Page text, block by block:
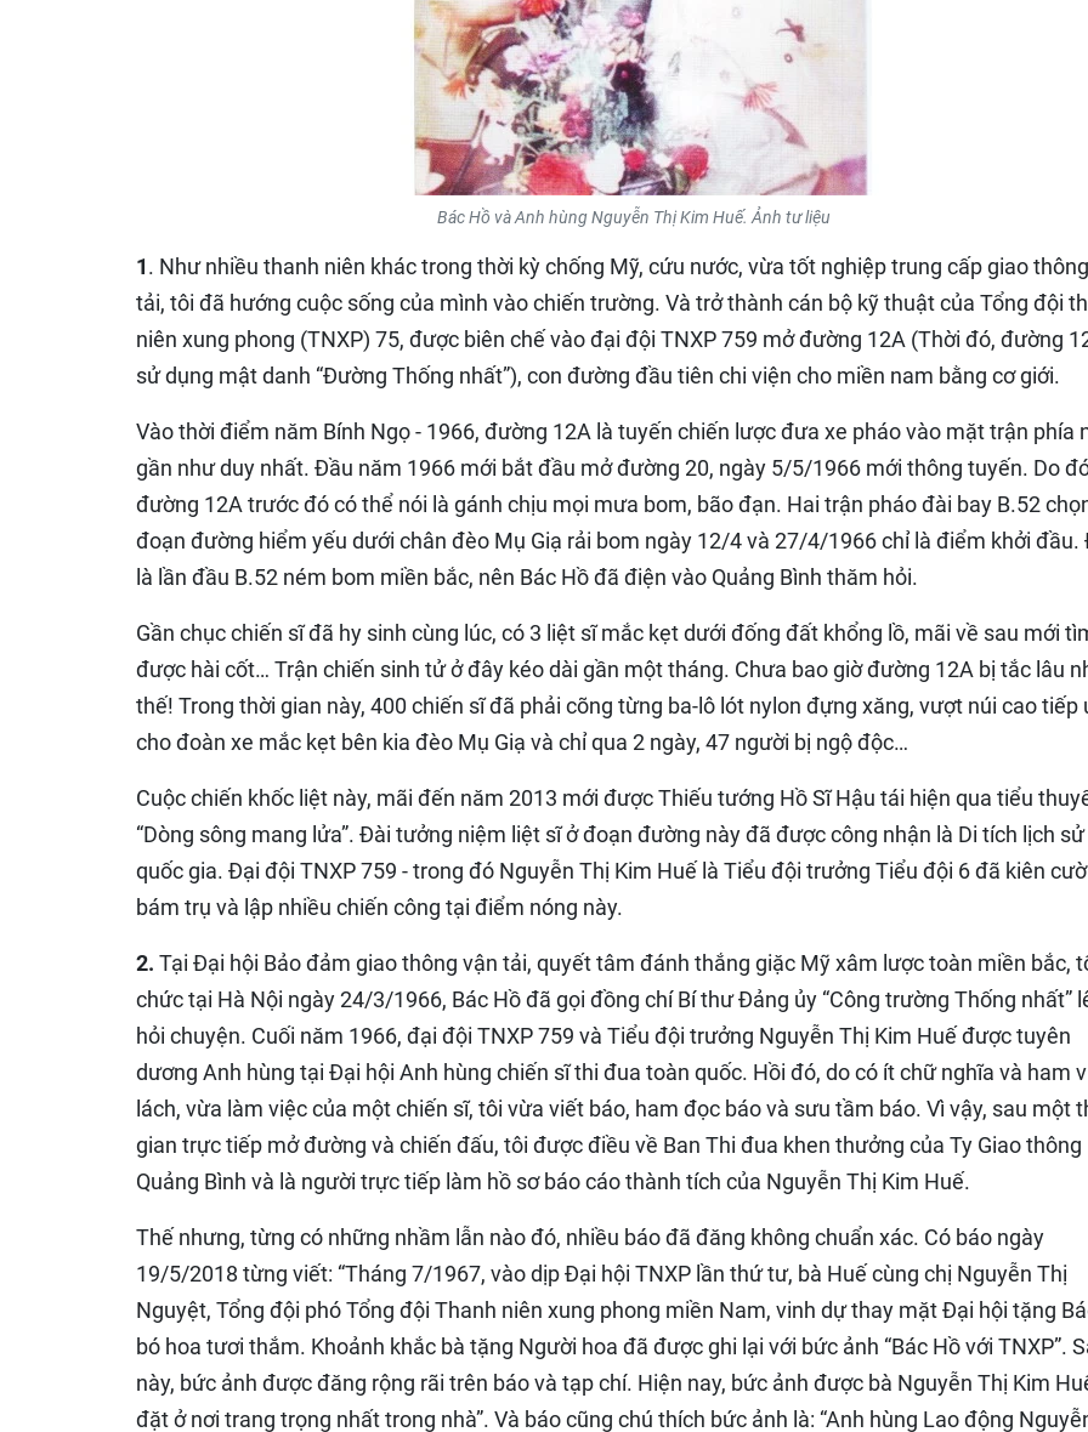
Bác Hồ và Anh hùng Nguyễn Thị Kim Huế. Ảnh tư liệu
1. Như nhiều thanh niên khác trong thời kỳ chống Mỹ, cứu nước, vừa tốt nghiệp trung cấp giao
tải, tôi đã hướng cuộc sống của mình vào chiến trường. Và trở thành cán bộ kỹ thuật của Tổng đội
niên xung phong (TNXP) 75, được biên chế vào đại đội TNXP 759 mở đường 12A (Thời đó, đường
sử dụng mật danh “Đường Thống nhất”), con đường đầu tiên chi viện cho miền nam bằng cơ giới.
Vào thời điểm năm Bính Ngọ - 1966, đường 12A là tuyến chiến lược đưa xe pháo vào mặt trận phía
gần như duy nhất. Đầu năm 1966 mới bắt đầu mở đường 20, ngày 5/5/1966 mới thông tuyến. Do
đường 12A trước đó có thể nói là gánh chịu mọi mưa bom, bão đạn. Hai trận pháo đài bay B.52
đoạn đường hiểm yếu dưới chân đèo Mụ Giạ rải bom ngày 12/4 và 27/4/1966 chỉ là điểm khởi đầu.
là lần đầu B.52 ném bom miền bắc, nên Bác Hồ đã điện vào Quảng Bình thăm hỏi.
Gần chục chiến sĩ đã hy sinh cùng lúc, có 3 liệt sĩ mắc kẹt dưới đống đất khổng lồ, mãi về sau mới
được hài cốt… Trận chiến sinh tử ở đây kéo dài gần một tháng. Chưa bao giờ đường 12A bị tắc lâu
thế! Trong thời gian này, 400 chiến sĩ đã phải cõng từng ba-lô lót nylon đựng xăng, vượt núi cao tiếp
cho đoàn xe mắc kẹt bên kia đèo Mụ Giạ và chỉ qua 2 ngày, 47 người bị ngộ độc…
Cuộc chiến khốc liệt này, mãi đến năm 2013 mới được Thiếu tướng Hồ Sĩ Hậu tái hiện qua tiểu
“Dòng sông mang lửa”. Đài tưởng niệm liệt sĩ ở đoạn đường này đã được công nhận là Di tích lịch sử
quốc gia. Đại đội TNXP 759 - trong đó Nguyễn Thị Kim Huế là Tiểu đội trưởng Tiểu đội 6 đã kiên
bám trụ và lập nhiều chiến công tại điểm nóng này.
2. Tại Đại hội Bảo đảm giao thông vận tải, quyết tâm đánh thắng giặc Mỹ xâm lược toàn miền bắc,
chức tại Hà Nội ngày 24/3/1966, Bác Hồ đã gọi đồng chí Bí thư Đảng ủy “Công trường Thống nhất”
hỏi chuyện. Cuối năm 1966, đại đội TNXP 759 và Tiểu đội trưởng Nguyễn Thị Kim Huế được tuyên
dương Anh hùng tại Đại hội Anh hùng chiến sĩ thi đua toàn quốc. Hồi đó, do có ít chữ nghĩa và ham
lách, vừa làm việc của một chiến sĩ, tôi vừa viết báo, ham đọc báo và sưu tầm báo. Vì vậy, sau một
gian trực tiếp mở đường và chiến đấu, tôi được điều về Ban Thi đua khen thưởng của Ty Giao thông
Quảng Bình và là người trực tiếp làm hồ sơ báo cáo thành tích của Nguyễn Thị Kim Huế.
Thế nhưng, từng có những nhầm lẫn nào đó, nhiều báo đã đăng không chuẩn xác. Có báo ngày
19/5/2018 từng viết: “Tháng 7/1967, vào dịp Đại hội TNXP lần thứ tư, bà Huế cùng chị Nguyễn Thị
Nguyệt, Tổng đội phó Tổng đội Thanh niên xung phong miền Nam, vinh dự thay mặt Đại hội tặng
bó hoa tươi thắm. Khoảnh khắc bà tặng Người hoa đã được ghi lại với bức ảnh “Bác Hồ với TNXP”.
này, bức ảnh được đăng rộng rãi trên báo và tạp chí. Hiện nay, bức ảnh được bà Nguyễn Thị Kim
đặt ở nơi trang trọng nhất trong nhà”. Và báo cũng chú thích bức ảnh là: “Anh hùng Lao động